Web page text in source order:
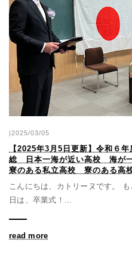
|2025/03/05
【2025年3月5日更新】令和
総 日本一海が近い高校 海が
寮のある私立高校 寮のある高
こんにちは、カトリーヌです。
日は、卒業式！...
read more